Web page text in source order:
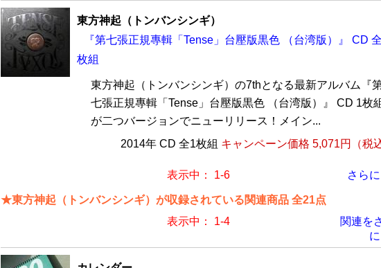
東方神起（トンバンシンギ）
『第七張正規專輯「Tense」台壓版黒色 （台湾版）』 CD
枚組
東方神起（トンバンシンギ）の7thとなる最新アルバム『
七張正規專輯「Tense」台壓版黒色 （台湾版）』 CD 1枚
が二つバージョンでニューリリース！メイン...
2014年 CD 全1枚組 キャンペーン価格 5,071円（税込
さら
表示中： 1-6
★東方神起（トンバンシンギ）が収録されている関連商品 全21点
関連を
表示中： 1-4